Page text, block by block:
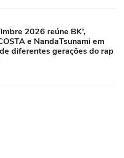
2026 reúne BK’,
e NandaTsunami em
diferentes gerações do rap